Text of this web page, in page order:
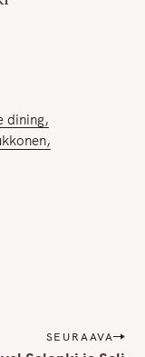
dining
SEURAAVA